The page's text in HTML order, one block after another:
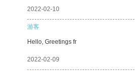
2022-02-10
游客
Hello, Greetings fr
2022-02-09